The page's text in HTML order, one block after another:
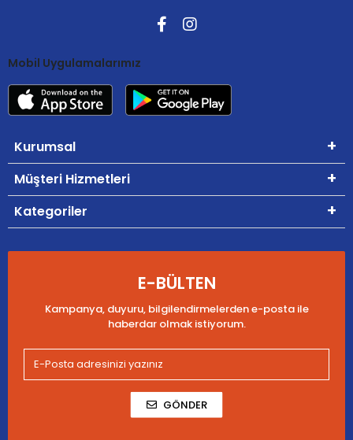
Mobil Uygulamalarımız
Kurumsal
Müşteri Hizmetleri
Kategoriler
E-BÜLTEN
Kampanya, duyuru, bilgilendirmelerden e-posta ile
haberdar olmak istiyorum.
GÖNDER